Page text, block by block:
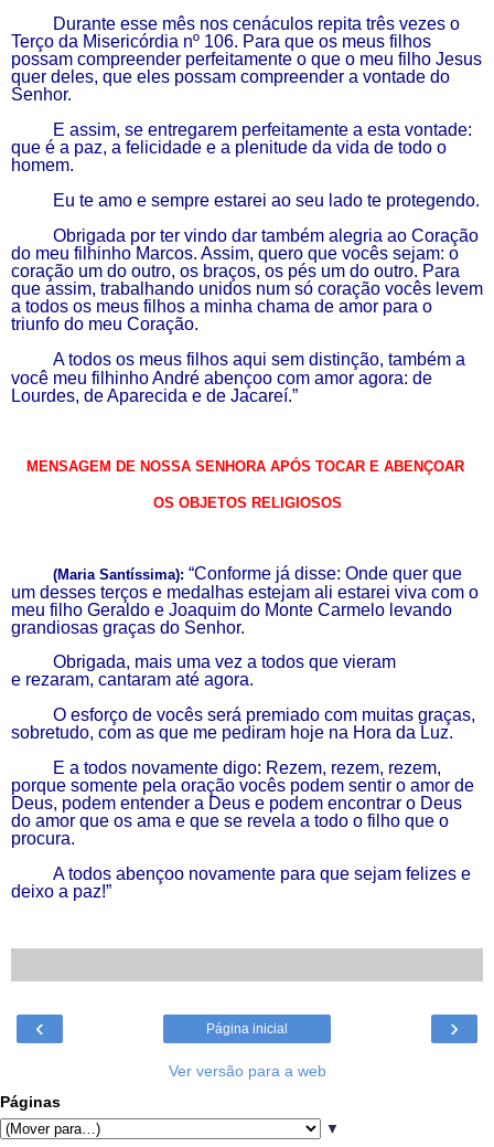
Durante esse mês nos cenáculos repita três vezes o
Terço da Misericórdia nº 106. Para que os meus filhos
possam compreender perfeitamente o que o meu filho Jesus
quer deles, que eles possam compreender a vontade do
Senhor.
E assim, se entregarem perfeitamente a esta vontade:
que é a paz, a felicidade e a plenitude da vida de todo o
homem.
Eu te amo e sempre estarei ao seu lado te protegendo.
Obrigada por ter vindo dar também alegria ao Coração
do meu filhinho Marcos. Assim, quero que vocês sejam: o
coração um do outro, os braços, os pés um do outro. Para
que assim, trabalhando unidos num só coração vocês levem
a todos os meus filhos a minha chama de amor para o
triunfo do meu Coração.
A todos os meus filhos aqui sem distinção, também a
você meu filhinho André abençoo com amor agora: de
Lourdes, de Aparecida e de Jacareí.”
MENSAGEM DE NOSSA SENHORA APÓS TOCAR E ABENÇOAR
OS OBJETOS RELIGIOSOS
(Maria Santíssima): “Conforme já disse: Onde quer que
um desses terços e medalhas estejam ali estarei viva com o
meu filho Geraldo e Joaquim do Monte Carmelo levando
grandiosas graças do Senhor.
Obrigada, mais uma vez a todos que vieram
e rezaram, cantaram até agora.
O esforço de vocês será premiado com muitas graças,
sobretudo, com as que me pediram hoje na Hora da Luz.
E a todos novamente digo: Rezem, rezem, rezem,
porque somente pela oração vocês podem sentir o amor de
Deus, podem entender a Deus e podem encontrar o Deus
do amor que os ama e que se revela a todo o filho que o
procura.
A todos abençoo novamente para que sejam felizes e
deixo a paz!”
‹ ›
Página inicial
Ver versão para a web
Páginas
▼